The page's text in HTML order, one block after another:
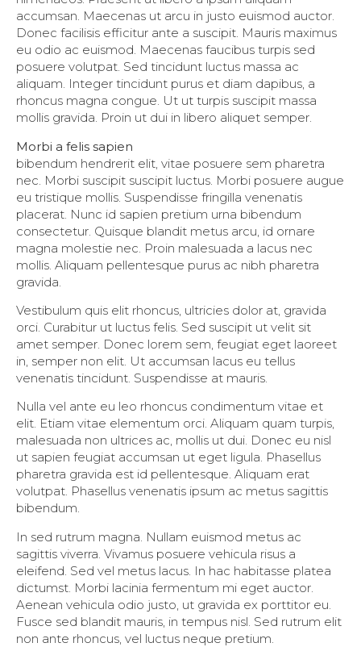
accumsan. Maecenas ut arcu in justo euismod auctor.
Donec facilisis efficitur ante a suscipit. Mauris maximus
eu odio ac euismod. Maecenas faucibus turpis sed
posuere volutpat. Sed tincidunt luctus massa ac
aliquam. Integer tincidunt purus et diam dapibus, a
rhoncus magna congue. Ut ut turpis suscipit massa
mollis gravida. Proin ut dui in libero aliquet semper.
Morbi a felis sapien
bibendum hendrerit elit, vitae posuere sem pharetra
nec. Morbi suscipit suscipit luctus. Morbi posuere augue
eu tristique mollis. Suspendisse fringilla venenatis
placerat. Nunc id sapien pretium urna bibendum
consectetur. Quisque blandit metus arcu, id ornare
magna molestie nec. Proin malesuada a lacus nec
mollis. Aliquam pellentesque purus ac nibh pharetra
gravida.
Vestibulum quis elit rhoncus, ultricies dolor at, gravida
orci. Curabitur ut luctus felis. Sed suscipit ut velit sit
amet semper. Donec lorem sem, feugiat eget laoreet
in, semper non elit. Ut accumsan lacus eu tellus
venenatis tincidunt. Suspendisse at mauris.
Nulla vel ante eu leo rhoncus condimentum vitae et
elit. Etiam vitae elementum orci. Aliquam quam turpis,
malesuada non ultrices ac, mollis ut dui. Donec eu nisl
ut sapien feugiat accumsan ut eget ligula. Phasellus
pharetra gravida est id pellentesque. Aliquam erat
volutpat. Phasellus venenatis ipsum ac metus sagittis
bibendum.
In sed rutrum magna. Nullam euismod metus ac
sagittis viverra. Vivamus posuere vehicula risus a
eleifend. Sed vel metus lacus. In hac habitasse platea
dictumst. Morbi lacinia fermentum mi eget auctor.
Aenean vehicula odio justo, ut gravida ex porttitor eu.
Fusce sed blandit mauris, in tempus nisl. Sed rutrum elit
non ante rhoncus, vel luctus neque pretium.